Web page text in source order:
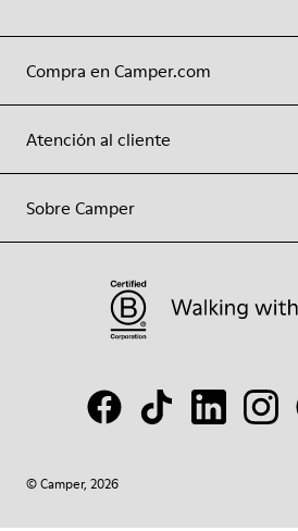
Compra en Camper.com
Atención al cliente
Sobre Camper
© Camper, 2026